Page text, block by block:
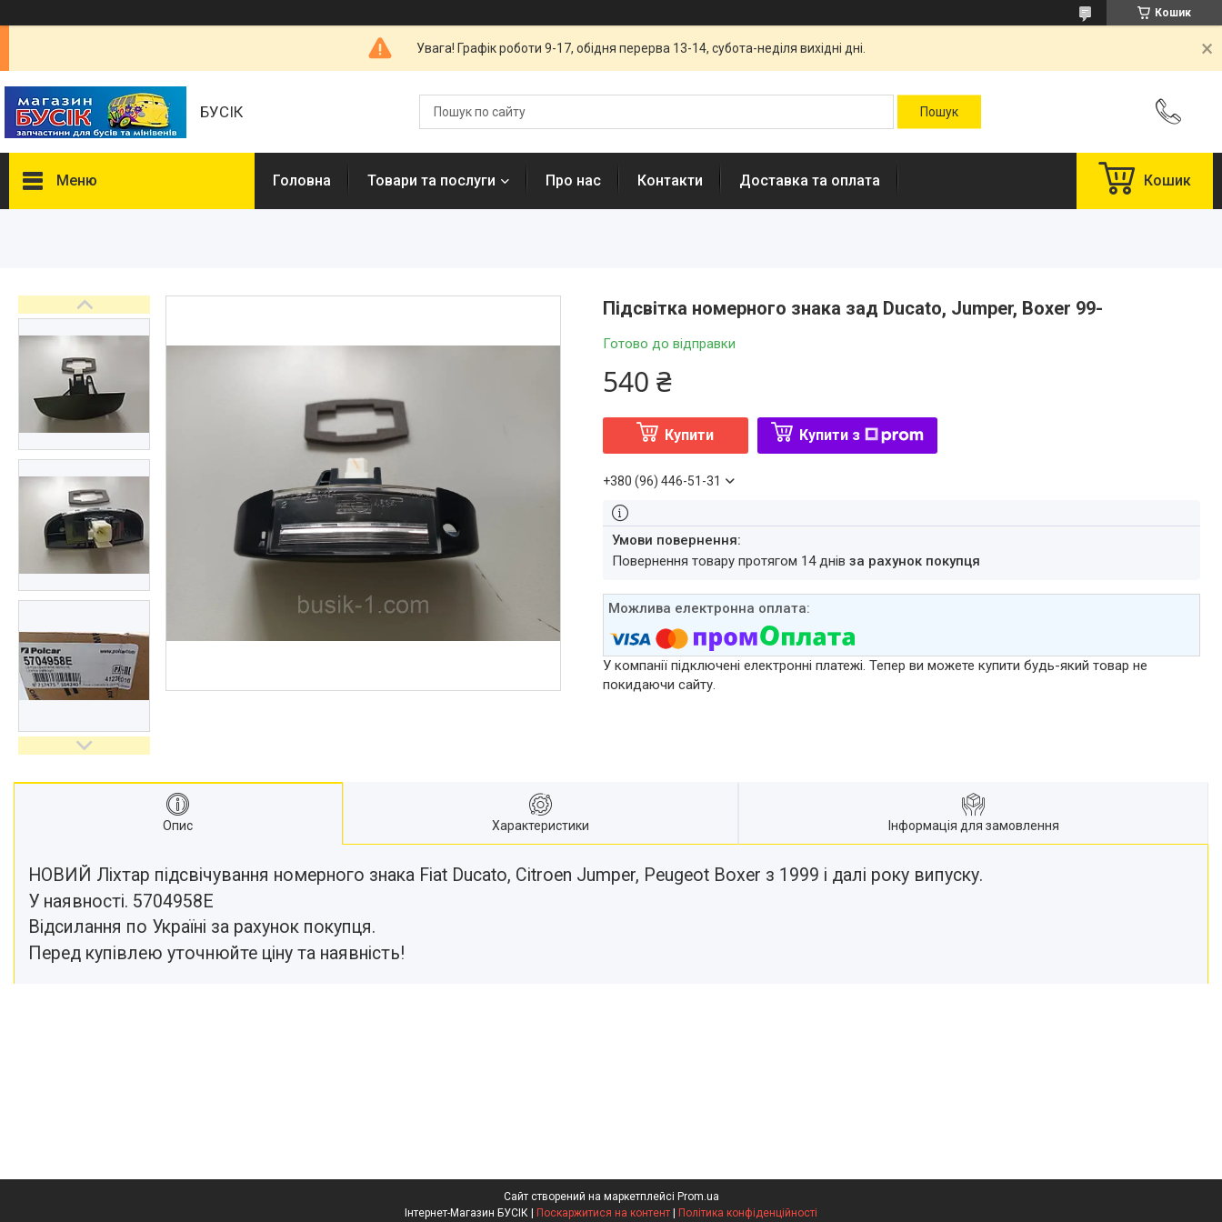
Кошик
Увага! Графік роботи 9-17, обідня перерва 13-14, субота-неділя вихідні дні.
БУСІК
Меню Головна Товари та послуги Про нас Контакти Доставка та оплата Кошик
Підсвітка номерного знака зад Ducato, Jumper, Boxer 99-
Готово до відправки
540 ₴
Купити Купити з
+380 (96) 446-51-31
повернення товару протягом 14 днів за рахунок покупця
У компанії підключені електронні платежі. Тепер ви можете купити будь-який товар не
покидаючи сайту.
Опис Характеристики Інформація для замовлення
НОВИЙ Ліхтар підсвічування номерного знака Fiat Ducato, Citroen Jumper, Peugeot Boxer з 1999 і далі року випуску.
У наявності. 5704958E
Відсилання по Україні за рахунок покупця.
Перед купівлею уточнюйте ціну та наявність!
Сайт створений на маркетплейсі Prom.ua
Поскаржитися на контент Політика конфіденційності